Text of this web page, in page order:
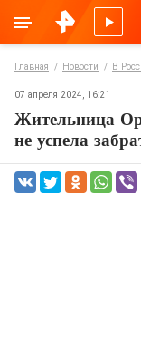
Главная Новости В
07 апреля 2024, 16:21
Жительница
не успела